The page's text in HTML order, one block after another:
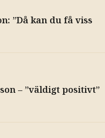
”Då kan du få viss
– ”väldigt positivt”